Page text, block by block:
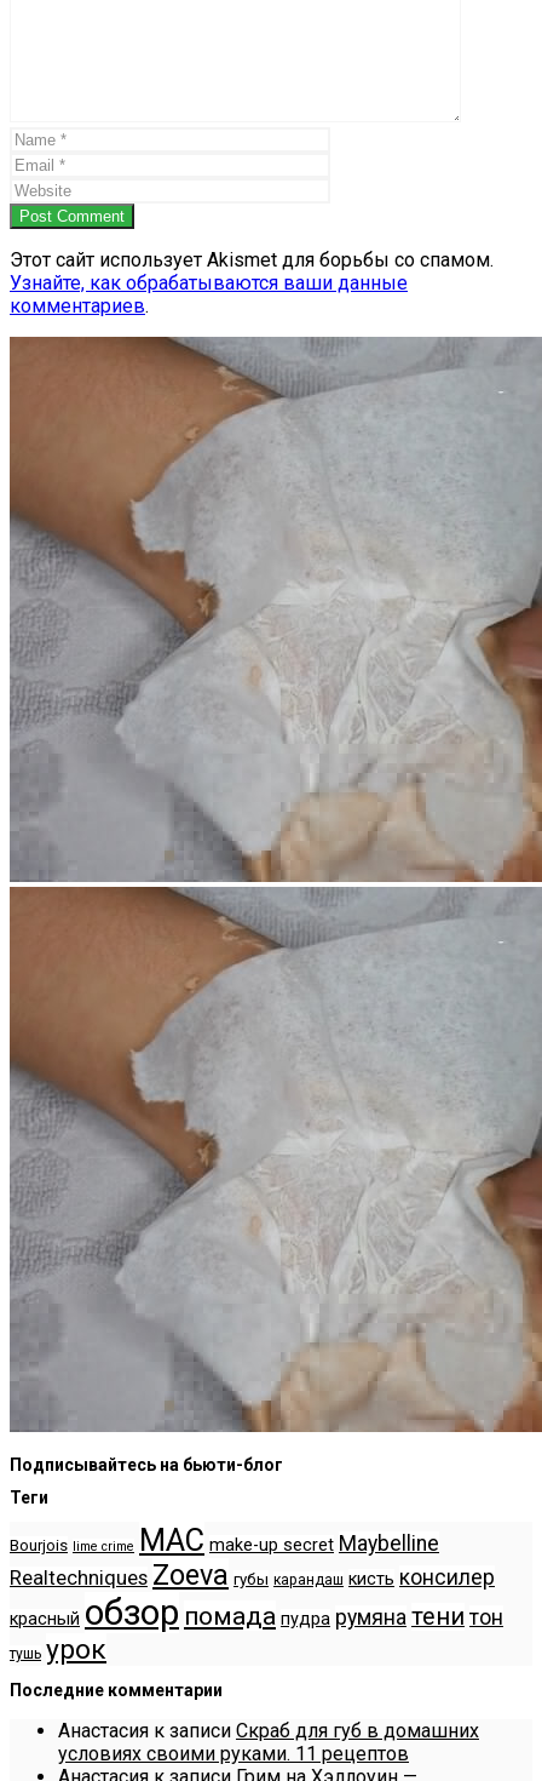
Post Comment
Этот сайт использует Akismet для борьбы со спамом.
Узнайте, как обрабатываются ваши данные
комментариев.
Подписывайтесь на бьюти-блог
Теги
Bourjois lime crime MAC make-up secret Maybelline
Realtechniques Zoeva губы карандаш кисть консилер
красный обзор помада пудра румяна тени тон
тушь урок
Последние комментарии
Анастасия к записи Скраб для губ в домашних
условиях своими руками. 11 рецептов
Анастасия к записи Грим на Хэллоуин —